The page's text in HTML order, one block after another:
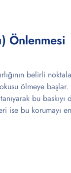
Önlenmesi
belirli
ölmeye
bu
ise bu korumayı